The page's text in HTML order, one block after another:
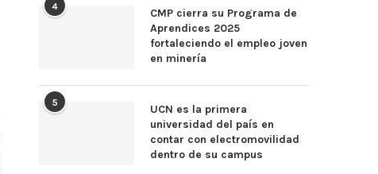
4
CMP cierra su Programa de
Aprendices 2025
fortaleciendo el empleo joven
en minería
5
UCN es la primera
universidad del país en
contar con electromovilidad
dentro de su campus